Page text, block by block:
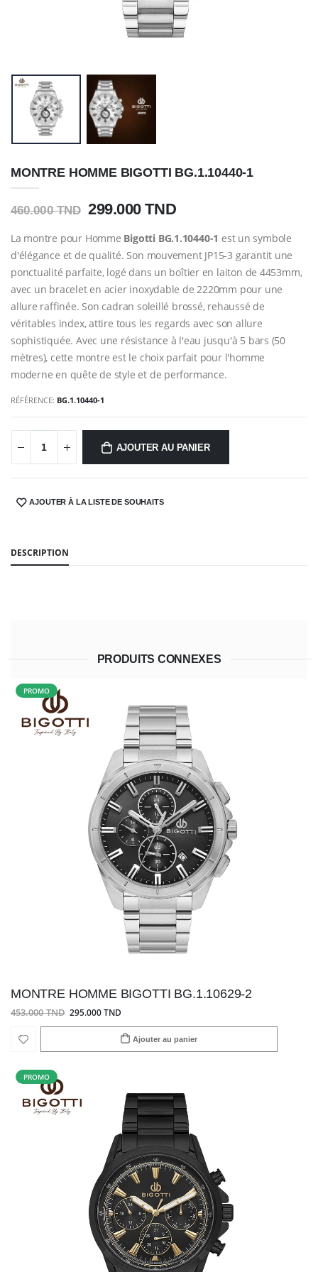
MONTRE HOMME BIGOTTI BG.1.10440-1
460.000 TND 299.000 TND
La montre pour Homme Bigotti BG.1.10440-1 est un symbole
d'élégance et de qualité. Son mouvement JP15-3 garantit une
ponctualité parfaite, logé dans un boîtier en laiton de 4453mm,
avec un bracelet en acier inoxydable de 2220mm pour une
allure raffinée. Son cadran soleillé brossé, rehaussé de
véritables index, attire tous les regards avec son allure
sophistiquée. Avec une résistance à l'eau jusqu'à 5 bars (50
mètres), cette montre est le choix parfait pour l'homme
moderne en quête de style et de performance.
RÉFÉRENCE: BG.1.10440-1
AJOUTER AU PANIER
SHARE:AJOUTER À LA LISTE DE SOUHAITS
DESCRIPTION
PRODUITS CONNEXES
PROMO
MONTRE HOMME BIGOTTI BG.1.10629-2
453.000 TND 295.000 TND
Ajouter au panier
PROMO